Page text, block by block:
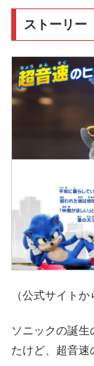
ストーリー
（公式サイト
ソニックの誕
たけど、超音速